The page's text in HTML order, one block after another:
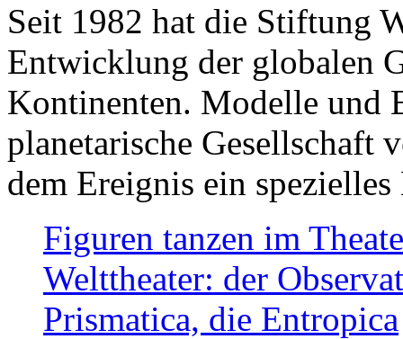
Seit 1982 hat die Stiftung
Entwicklung der globalen
Kontinenten. Modelle und
planetarische Gesellschaft
dem Ereignis ein
Figuren tanzen im
Welttheater: der
Prismatica, die Entropica